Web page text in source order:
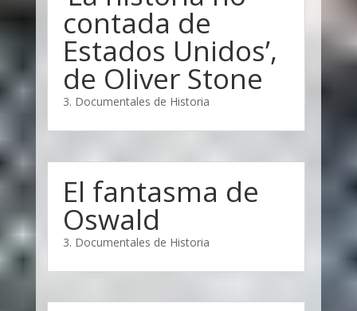
contada de
Estados Unidos’,
de Oliver Stone
3. Documentales de Historia
El fantasma de
Oswald
3. Documentales de Historia